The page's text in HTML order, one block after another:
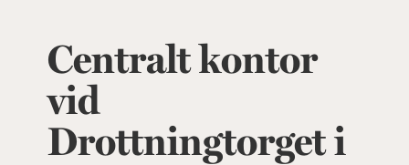
Centralt kontor
vid
Drottningtorget i